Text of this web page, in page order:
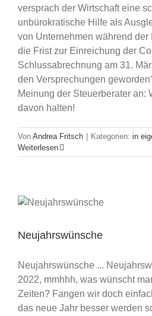
versprach der Wirtschaft eine
unbürokratische Hilfe als
von Unternehmen während
die Frist zur Einreichung der
Schlussabrechnung am 31.
den Versprechungen
Meinung der Steuerberater an:
davon halten!
Von Andrea Fritsch Kategorien: in
Weiterlesen
Neujahrswünsche
Neujahrswünsche ...
2022, mmhhh, was wünscht
Zeiten? Fangen wir doch
das neue Jahr besser werden